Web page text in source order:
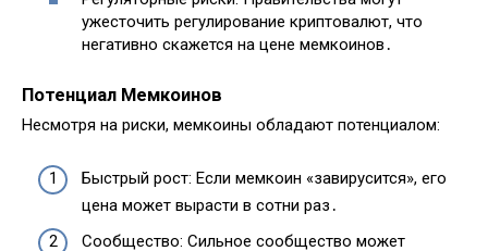
ужесточить регулирование криптовалют, что
негативно скажется на цене мемкоинов․
Потенциал Мемкоинов
Несмотря на риски, мемкоины обладают потенциалом:
Быстрый рост: Если мемкоин «завирусится», его
цена может вырасти в сотни раз․
Сообщество: Сильное сообщество может